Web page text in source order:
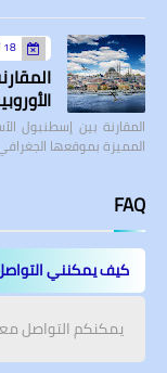
18 أغسطس 2021
المقارنة بين إسطنبول
المميزة بموقعها
FAQ
كيف يمكنني
يمكنكم التواصل